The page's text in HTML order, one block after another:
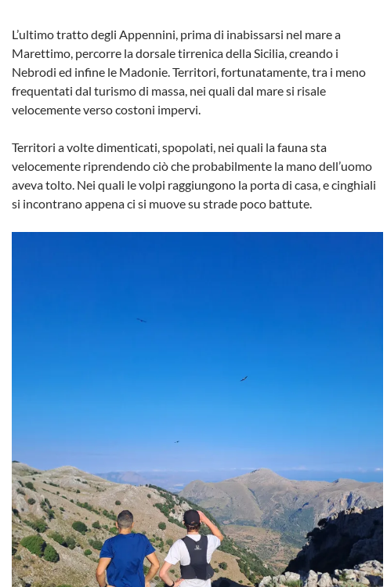
L’ultimo tratto degli Appennini, prima di inabissarsi nel mare a
Marettimo, percorre la dorsale tirrenica della Sicilia, creando i
Nebrodi ed infine le Madonie. Territori, fortunatamente, tra i meno
frequentati dal turismo di massa, nei quali dal mare si risale
velocemente verso costoni impervi.
Territori a volte dimenticati, spopolati, nei quali la fauna sta
velocemente riprendendo ciò che probabilmente la mano dell’uomo
aveva tolto. Nei quali le volpi raggiungono la porta di casa, e cinghiali
si incontrano appena ci si muove su strade poco battute.